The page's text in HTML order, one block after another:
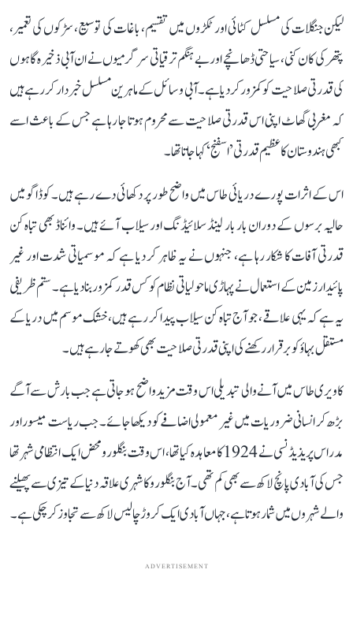
لیکن جنگلات کی مسلسل کٹائی اور ٹکڑوں میں تقسیم، باغات کی توسیع، سڑکوں کی تعمیر،
پتھر کی کان کنی، سیاحتی ڈھانچے اور بے ہنگم ترقیاتی سرگرمیوں نے ان آبی ذخیرہ گاہوں
کی قدرتی صلاحیت کو کمزور کر دیا ہے۔ آبی وسائل کے ماہرین مسلسل خبردار کر رہے ہیں
کہ مغربی گھاٹ اپنی اس قدرتی صلاحیت سے محروم ہوتا جا رہا ہے جس کے باعث اسے
کبھی ہندوستان کا عظیم قدرتی ’اسفنج‘ کہا جاتا تھا۔
اس کے اثرات پورے دریائی طاس میں واضح طور پر دکھائی دے رہے ہیں۔ کوڈاگو میں
حالیہ برسوں کے دوران بار بار لینڈ سلائیڈنگ اور سیلاب آئے ہیں۔ وائناڈ بھی تباہ کن
قدرتی آفات کا شکار رہا ہے، جنہوں نے یہ ظاہر کر دیا ہے کہ موسمیاتی شدت اور غیر
پائیدار زمین کے استعمال نے پہاڑی ماحولیاتی نظام کو کس قدر کمزور بنا دیا ہے۔ ستم ظریفی
یہ ہے کہ یہی علاقے، جو آج تباہ کن سیلاب پیدا کر رہے ہیں، خشک موسم میں دریا کے
مستقل بہاؤ کو برقرار رکھنے کی اپنی قدرتی صلاحیت بھی کھوتے جا رہے ہیں۔
کاویری طاس میں آنے والی تبدیلی اس وقت مزید واضح ہو جاتی ہے جب بارش سے آگے
بڑھ کر انسانی ضروریات میں غیر معمولی اضافے کو دیکھا جائے۔ جب ریاست میسور اور
مدراس پریذیڈنسی نے 1924 کا معاہدہ کیا تھا، اس وقت بنگلورو محض ایک انتظامی شہر تھا
جس کی آبادی پانچ لاکھ سے بھی کم تھی۔ آج بنگلورو کا شہری علاقہ دنیا کے تیزی سے پھیلنے
والے شہروں میں شمار ہوتا ہے، جہاں آبادی ایک کروڑ چالیس لاکھ سے تجاوز کر چکی ہے۔
ADVERTISEMENT